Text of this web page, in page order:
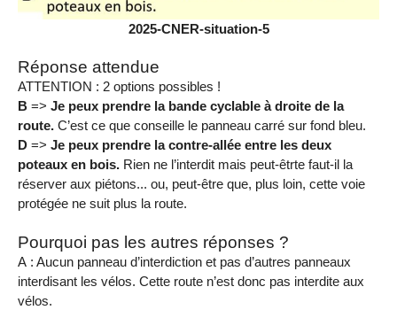
2025-CNER-situation-5
Réponse attendue
ATTENTION : 2 options possibles !
B => Je peux prendre la bande cyclable à droite de la
route. C’est ce que conseille le panneau carré sur fond bleu.
D => Je peux prendre la contre-allée entre les deux
poteaux en bois. Rien ne l’interdit mais peut-êtrte faut-il la
réserver aux piétons... ou, peut-être que, plus loin, cette voie
protégée ne suit plus la route.
Pourquoi pas les autres réponses ?
A : Aucun panneau d’interdiction et pas d’autres panneaux
interdisant les vélos. Cette route n’est donc pas interdite aux
vélos.